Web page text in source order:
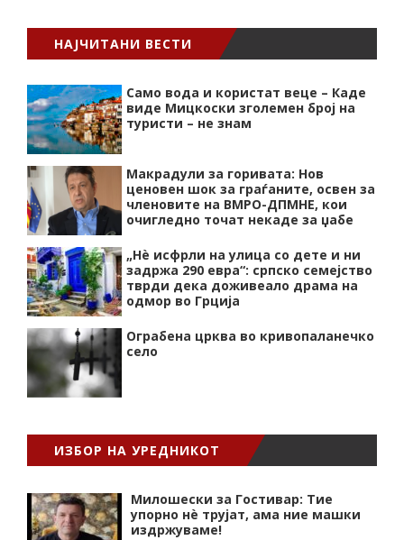
НАЈЧИТАНИ ВЕСТИ
Само вода и користат веце – Каде
виде Мицкоски зголемен број на
туристи – не знам
Макрадули за горивата: Нов
ценовен шок за граѓаните, освен за
членовите на ВМРО-ДПМНЕ, кои
очигледно точат некаде за џабе
„Нѐ исфрли на улица со дете и ни
задржа 290 евра“: српско семејство
тврди дека доживеало драма на
одмор во Грција
Ограбена црква во кривопаланечко
село
ИЗБОР НА УРЕДНИКОТ
Милошески за Гостивар: Тие
упорно нѐ трујат, ама ние машки
издржуваме!